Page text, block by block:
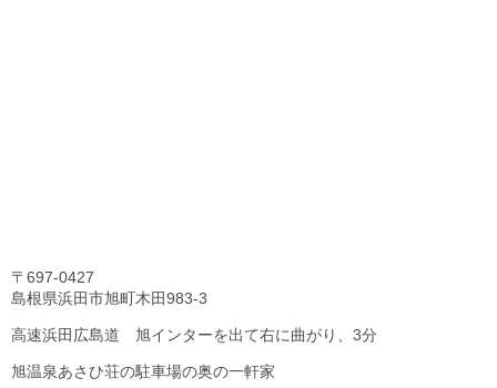
〒697-0427
島根県浜田市旭町木田983-3
高速浜田広島道 旭インターを出て右に曲がり、3分
旭温泉あさひ荘の駐車場の奥の一軒家